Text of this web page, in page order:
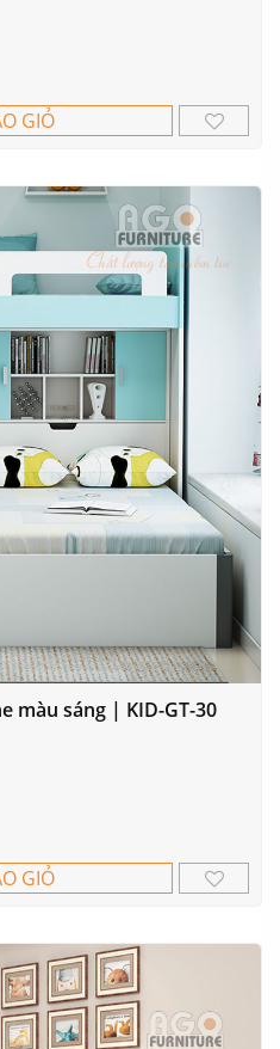
GIỎ
màu sáng | KID-GT-30
GIỎ